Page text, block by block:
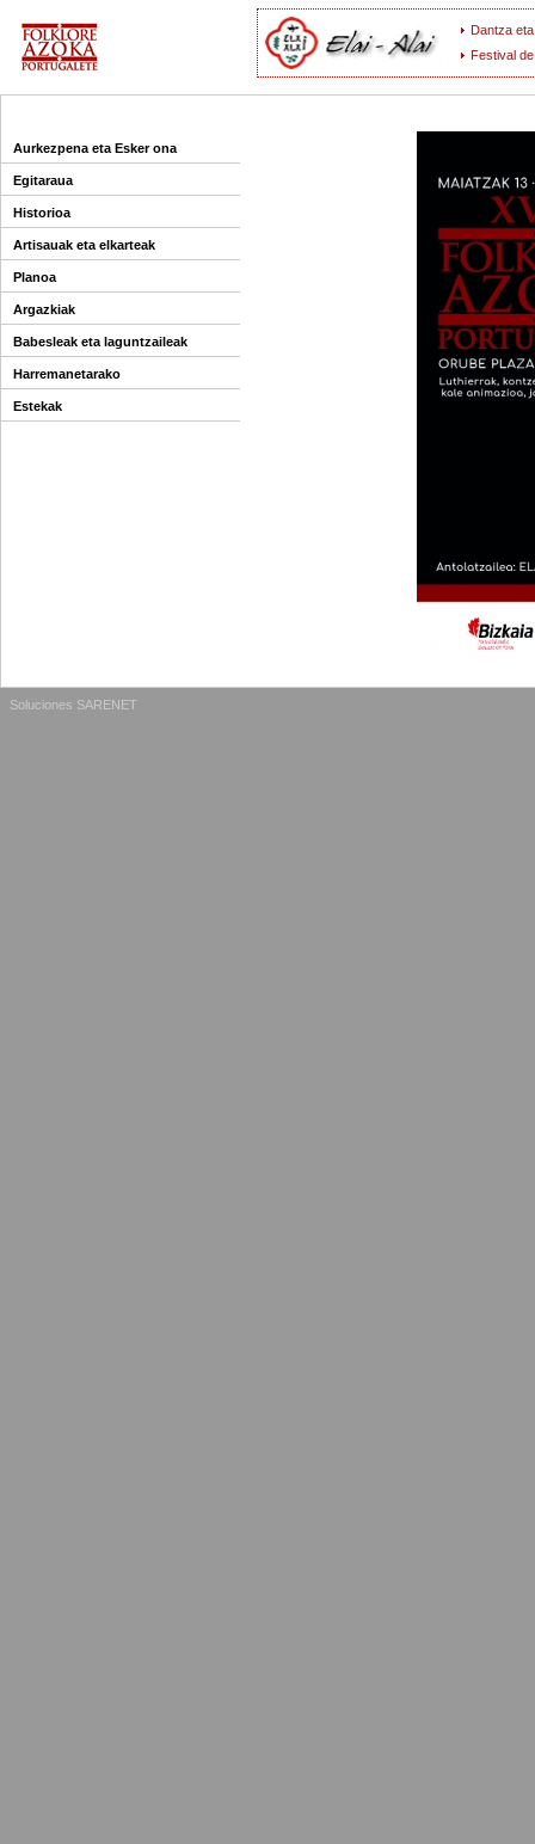
Dantza
Festival
Aurkezpena eta Esker ona
Egitaraua
Historioa
Artisauak eta elkarteak
Planoa
Argazkiak
Babesleak eta laguntzaileak
Harremanetarako
Estekak
Soluciones SARENET